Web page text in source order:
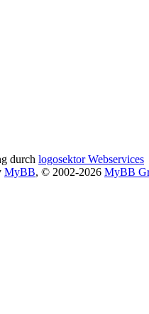
durch logosektor Webservices
MyBB, © 2002-2026 MyBB